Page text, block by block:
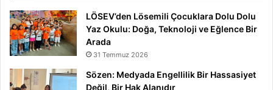
LÖSEV’den Lösemili Çocuklara Dolu Dolu
Yaz Okulu: Doğa, Teknoloji ve Eğlence Bir
Arada
31 Temmuz 2026
Sözen: Medyada Engellilik Bir Hassasiyet
Değil, Bir Hak Alanıdır